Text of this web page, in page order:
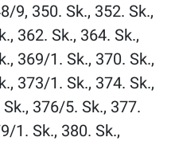
9, 350. Sk., 352. Sk.,
362. Sk., 364. Sk.,
369/1. Sk., 370. Sk.,
373/1. Sk., 374. Sk.,
376/5. Sk., 377.
1. Sk., 380. Sk.,